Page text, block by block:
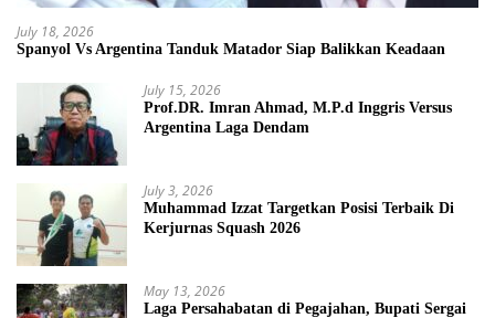
July 18, 2026
Spanyol Vs Argentina Tanduk Matador Siap Balikkan Keadaan
July 15, 2026
Prof.DR. Imran Ahmad, M.P.d Inggris Versus
Argentina Laga Dendam
July 3, 2026
Muhammad Izzat Targetkan Posisi Terbaik Di
Kerjurnas Squash 2026
May 13, 2026
Laga Persahabatan di Pegajahan, Bupati Sergai